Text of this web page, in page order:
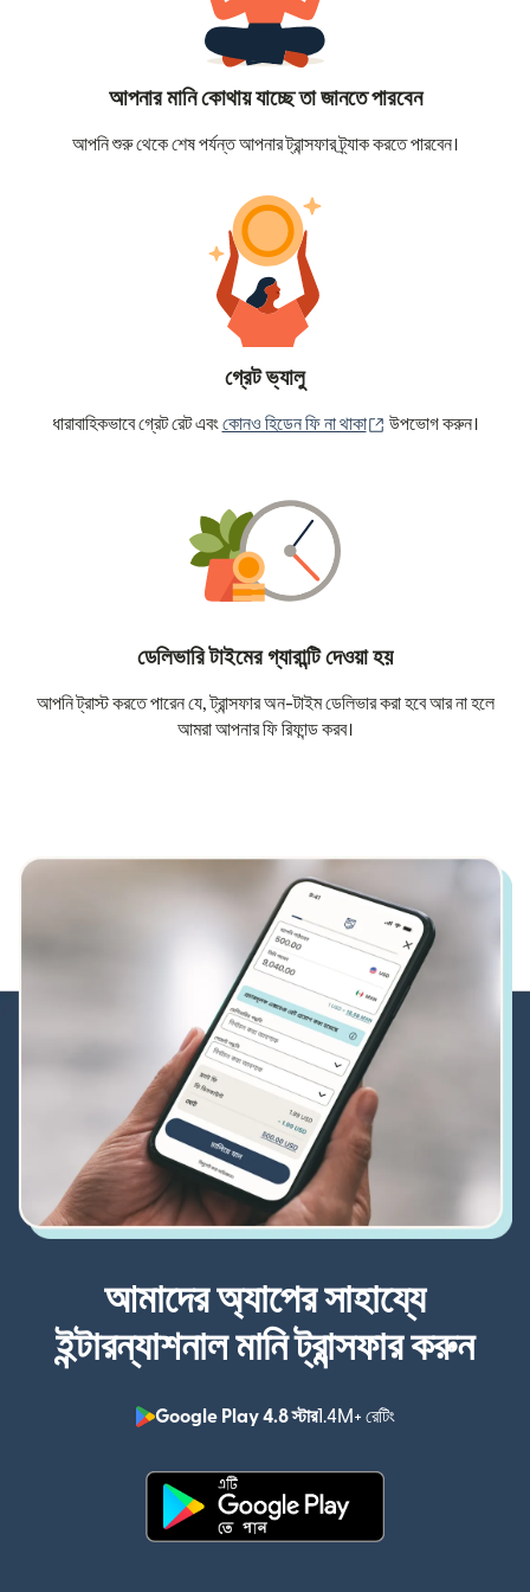
আপনার মানি কোথায় যাচ্ছে তা জানতে পারবেন
আপনি শুরু থেকে শেষ পর্যন্ত আপনার ট্রান্সফার ট্র্যাক করতে পারবেন।
গ্রেট ভ্যালু
ধারাবাহিকভাবে গ্রেট রেট এবংকোনও হিডেন ফি না থাকা (নতুন উইন্ডোতে খুলবে)
উপভোগ করুন।
ডেলিভারি টাইমের গ্যারান্টি দেওয়া হয়
আপনি ট্রাস্ট করতে পারেন যে, ট্রান্সফার অন-টাইম ডেলিভার করা হবে আর না হলে
আমরা আপনার ফি রিফান্ড করব।
আমাদের অ্যাপের সাহায্যে
ইন্টারন্যাশনাল মানি ট্রান্সফার করুন
Google Play 4.8 স্টার1.4M+ রেটিং